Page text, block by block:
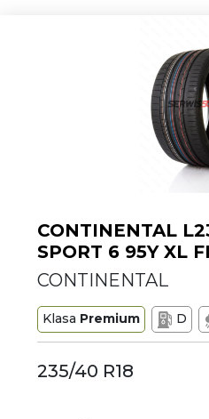
CONTINENTAL
SPORT 6 95Y XL
CONTINENTAL
Klasa Premium D
235/40 R18